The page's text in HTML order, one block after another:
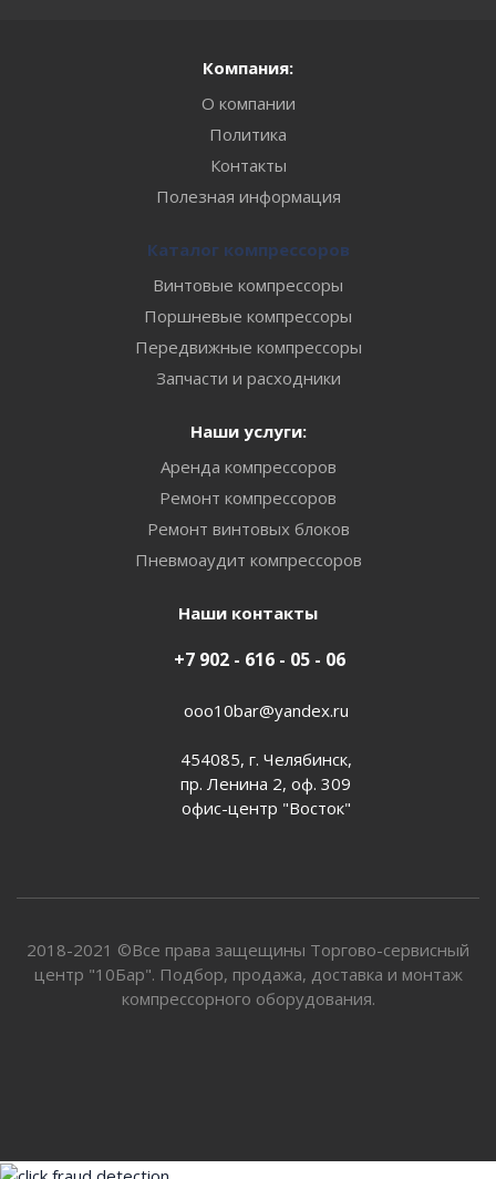
Компания:
О компании
Политика
Контакты
Полезная информация
Каталог компрессоров
Винтовые компрессоры
Поршневые компрессоры
Передвижные компрессоры
Запчасти и расходники
Наши услуги:
Аренда компрессоров
Ремонт компрессоров
Ремонт винтовых блоков
Пневмоаудит компрессоров
Наши контакты
+7 902 - 616 - 05 - 06
ooo10bar@yandex.ru
454085, г. Челябинск,
пр. Ленина 2, оф. 309
офис-центр "Восток"
2018-2021 ©Все права защещины Торгово-сервисный
центр "10Бар". Подбор, продажа, доставка и монтаж
компрессорного оборудования.